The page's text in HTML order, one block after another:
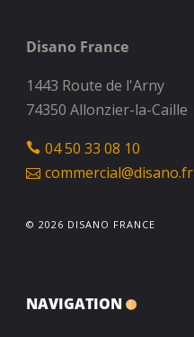
Disano France
1443 Route de l'Arny
74350 Allonzier-la-Caille
04 50 33 08 10
commercial@disano.fr
© 2026 DISANO FRANCE
NAVIGATION